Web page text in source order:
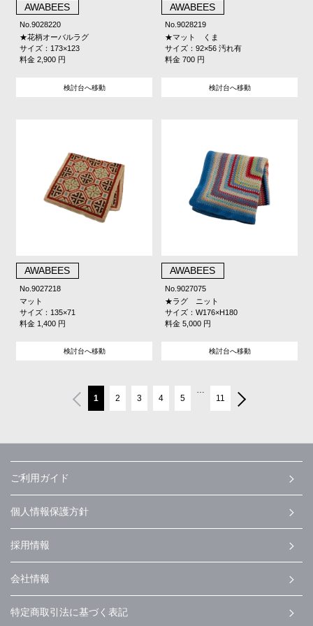
AWABEES
No.9028220
★花柄オーバルラグ
サイズ：173×123
料金 2,900 円
検討台へ移動
AWABEES
No.9028219
★マット くま
サイズ：92×56 汚れ有
料金 700 円
検討台へ移動
AWABEES
No.9027218
マット
サイズ：135×71
料金 1,400 円
検討台へ移動
AWABEES
No.9027075
★ラグ ニット
サイズ：W176×H180
料金 5,000 円
検討台へ移動
1 2 3 4 5
…
11
ご利用ガイド
個人情報保護方針
採用情報
会社情報
特定商取引法に基づく表記